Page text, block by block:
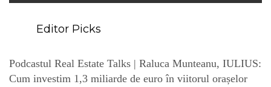
Editor Picks
Podcastul Real Estate Talks | Raluca Munteanu, IULIUS:
Cum investim 1,3 miliarde de euro în viitorul orașelor